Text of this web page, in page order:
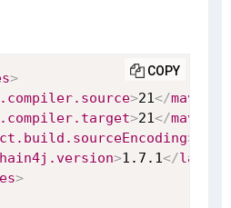
>
>21</
>21</
>
>1.7.1</
>
COPY